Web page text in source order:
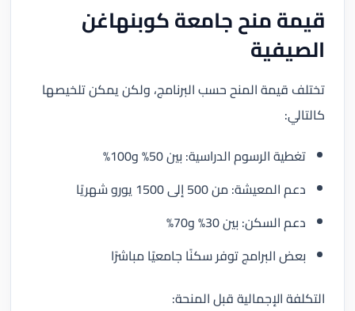
قيمة منح جامعة كوبنهاغن
الصيفية
تختلف قيمة المنح حسب البرنامج، ولكن يمكن تلخيصها
كالتالي:
تغطية الرسوم الدراسية: بين 50% و100%
دعم المعيشة: من 500 إلى 1500 يورو شهريًا
دعم السكن: بين 30% و70%
بعض البرامج توفر سكنًا جامعيًا مباشرًا
التكلفة الإجمالية قبل المنحة: